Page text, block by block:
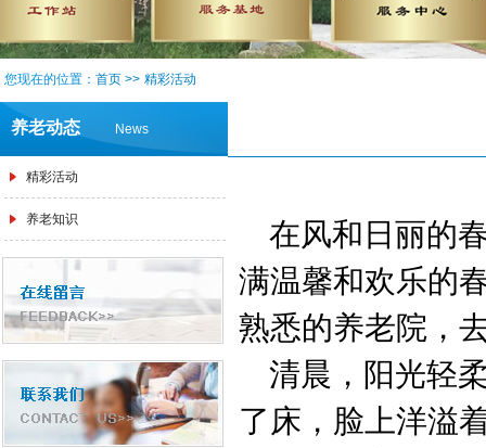
您现在的位置： 首页 >> 精彩活动
养老动态 News
精彩活动
养老知识
在风和日丽的
满温馨和欢乐的
熟悉的养老院，
清晨，阳光轻
了床，脸上洋溢